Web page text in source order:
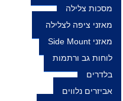
מסכות צלילה
מאזני ציפה לצלילה
מאזני Side Mount
לוחות גב ורתמות
בלדרים
אביזרים נלווים